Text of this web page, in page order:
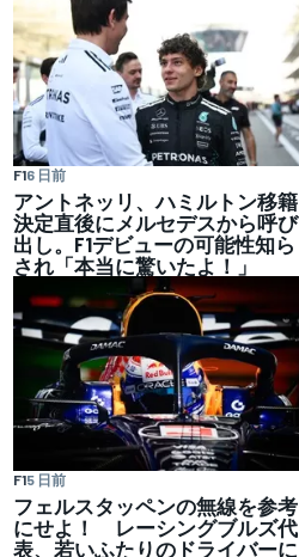
F16 日前
アントネッリ、ハミルトン移籍
決定直後にメルセデスから呼び
出し。F1デビューの可能性知ら
され「本当に驚いたよ！」
F15 日前
フェルスタッペンの無線を参考
にせよ！ レーシングブルズ代
表、若いふたりのドライバーに